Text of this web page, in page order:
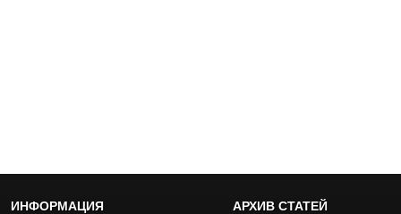
ИНФОРМАЦИЯ АРХИВ СТАТЕЙ